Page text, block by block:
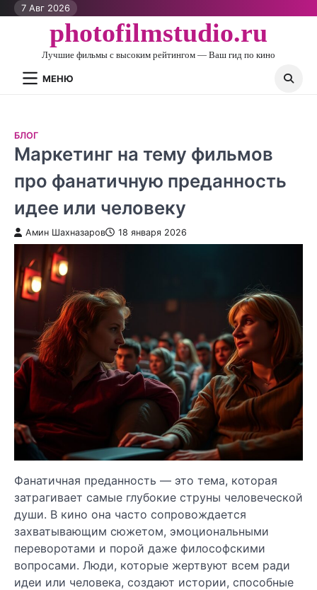
Перейти7 Авг 2026
photofilmstudio.ru
Лучшие фильмы с высоким рейтингом — Ваш гид по кино
МЕНЮ
БЛОГ
Маркетинг на тему фильмов
про фанатичную преданность
идее или человеку
Амин Шахназаров 18 января 2026
Фанатичная преданность — это тема, которая
затрагивает самые глубокие струны человеческой
души. В кино она часто сопровождается
захватывающим сюжетом, эмоциональными
переворотами и порой даже философскими
вопросами. Люди, которые жертвуют всем ради
идеи или человека, создают истории, способные